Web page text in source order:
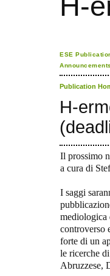
ESE
Announcements
Publication
H-
Il prossimo
a cura di
I saggi
mediologica
controverso
forte di un
le ricerche
Abruzzese,